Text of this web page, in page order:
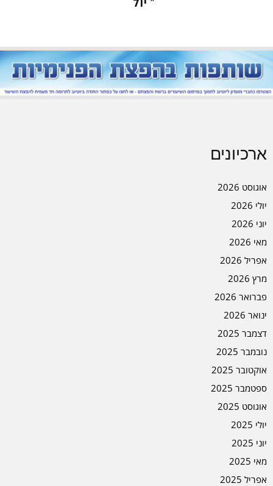
ארכיונים
אוגוסט 2026
יולי 2026
יוני 2026
מאי 2026
אפריל 2026
מרץ 2026
פברואר 2026
ינואר 2026
דצמבר 2025
נובמבר 2025
אוקטובר 2025
ספטמבר 2025
אוגוסט 2025
יולי 2025
יוני 2025
מאי 2025
אפריל 2025